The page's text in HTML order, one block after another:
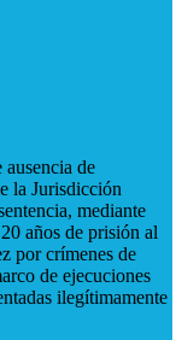
ausencia de
la Jurisdicción
mediante
años de prisión al
por crímenes de
de ejecuciones
ilegítimamente